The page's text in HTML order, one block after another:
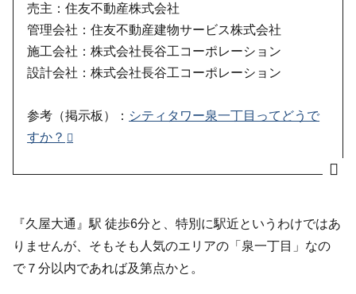
売主：住友不動産株式会社
管理会社：住友不動産建物サービス株式会社
施工会社：株式会社長谷工コーポレーション
設計会社：株式会社長谷工コーポレーション
参考（掲示板）： シティタワー泉一丁目ってどうで
すか？
『久屋大通』駅 徒歩6分と、特別に駅近というわけではあ
りませんが、そもそも人気のエリアの「泉一丁目」なの
で７分以内であれば及第点かと。